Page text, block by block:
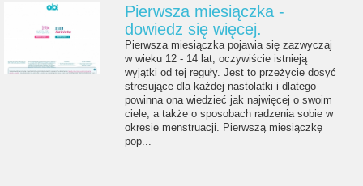
Pierwsza miesiączka -
dowiedz się więcej.
Pierwsza miesiączka pojawia się zazwyczaj
w wieku 12 - 14 lat, oczywiście istnieją
wyjątki od tej reguły. Jest to przeżycie dosyć
stresujące dla każdej nastolatki i dlatego
powinna ona wiedzieć jak najwięcej o swoim
ciele, a także o sposobach radzenia sobie w
okresie menstruacji. Pierwszą miesiączkę
pop...